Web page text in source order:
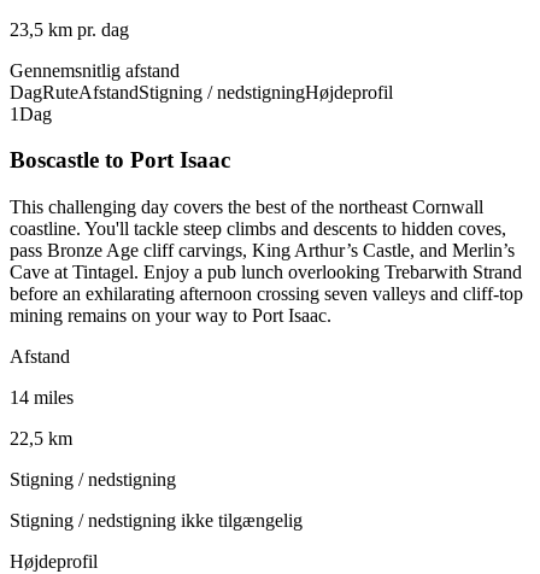
23,5 km pr. dag
Gennemsnitlig afstand
DagRuteAfstandStigning / nedstigningHøjdeprofil
1Dag
Boscastle to Port Isaac
This challenging day covers the best of the northeast Cornwall
coastline. You'll tackle steep climbs and descents to hidden coves,
pass Bronze Age cliff carvings, King Arthur’s Castle, and Merlin’s
Cave at Tintagel. Enjoy a pub lunch overlooking Trebarwith Strand
before an exhilarating afternoon crossing seven valleys and cliff-top
mining remains on your way to Port Isaac.
Afstand
14 miles
22,5 km
Stigning / nedstigning
Stigning / nedstigning ikke tilgængelig
Højdeprofil